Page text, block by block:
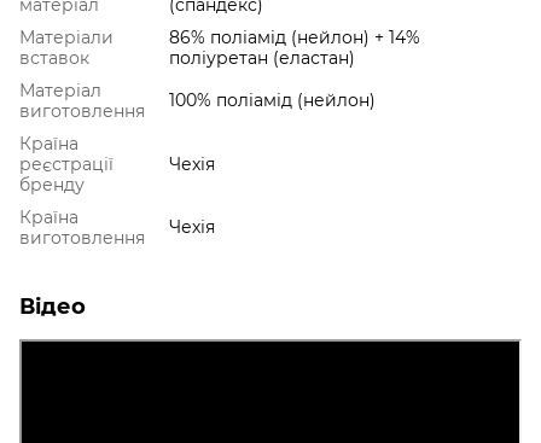
матеріал
(спандекс)
Матеріали
вставок
86% поліамід (нейлон) + 14%
поліуретан (еластан)
Матеріал
виготовлення
100% поліамід (нейлон)
Країна
реєстрації
бренду
Чехія
Країна
виготовлення
Чехія
Відео